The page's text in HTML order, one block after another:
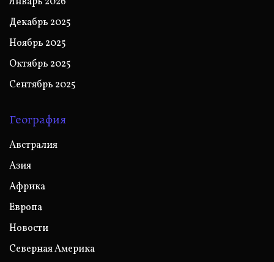
Декабрь 2025
Ноябрь 2025
Октябрь 2025
Сентябрь 2025
География
Австралия
Азия
Африка
Европа
Новости
Северная Америка